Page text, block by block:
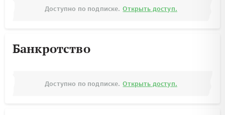
Доступно по подписке. Открыть доступ.
Банкротство
Доступно по подписке. Открыть доступ.